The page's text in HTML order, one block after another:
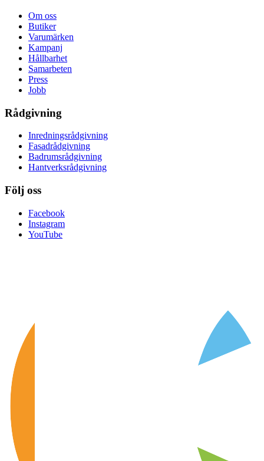
Om oss
Butiker
Varumärken
Kampanj
Hållbarhet
Samarbeten
Press
Jobb
Rådgivning
Inredningsrådgivning
Fasadrådgivning
Badrumsrådgivning
Hantverksrådgivning
Följ oss
Facebook
Instagram
YouTube